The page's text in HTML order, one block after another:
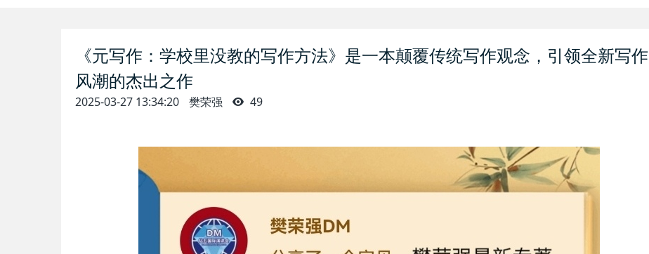
《元写作：学校里没教的写作方法》是一本颠覆传统写作观念，引领全新写作
风潮的杰出之作
2025-03-27 13:34:20 樊荣强 49